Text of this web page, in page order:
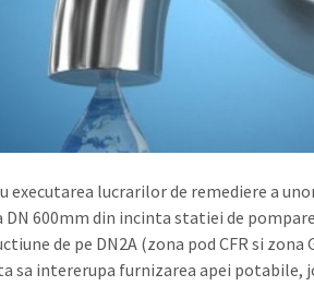
executarea lucrarilor de remediere a
DN 600mm din incinta statiei de
de pe DN2A (zona pod CFR si zona
sa intererupa furnizarea apei potabile,